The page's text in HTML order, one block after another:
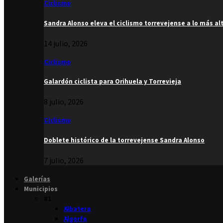
Ciclismo
Sandra Alonso eleva el ciclismo torrevejense a lo más
14 julio, 2026
Ciclismo
Galardón ciclista para Orihuela y Torrevieja
8 julio, 2026
Ciclismo
Doblete histórico de la torrevejense Sandra Alonso
7 julio, 2026
Galerías
Municipios
Albatera
Algorfa